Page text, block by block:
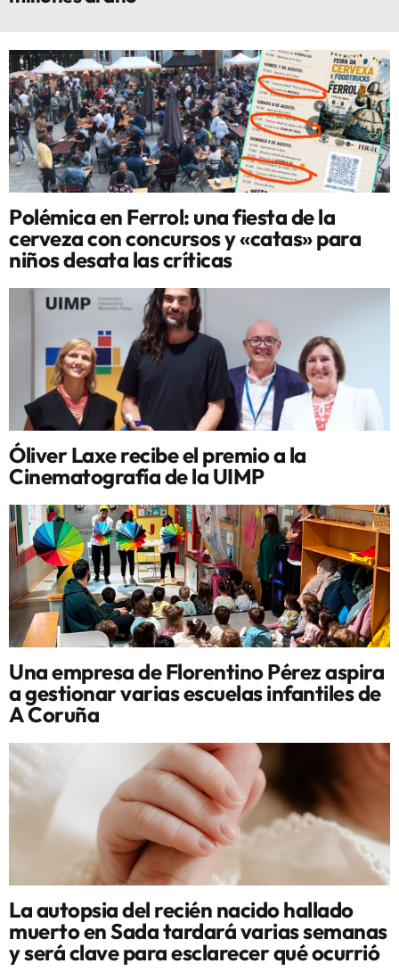
Polémica en Ferrol: una fiesta de la
cerveza con concursos y «catas» para
niños desata las críticas
Óliver Laxe recibe el premio a la
Cinematografía de la UIMP
Una empresa de Florentino Pérez aspira
a gestionar varias escuelas infantiles de
A Coruña
La autopsia del recién nacido hallado
muerto en Sada tardará varias semanas
y será clave para esclarecer qué ocurrió